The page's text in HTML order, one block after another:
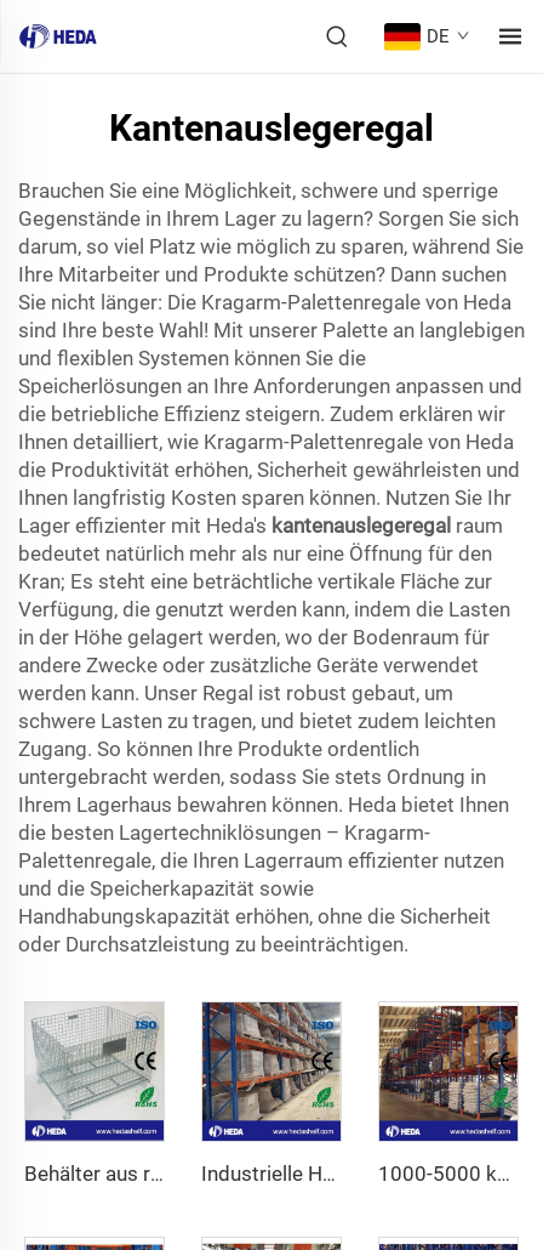
DE
Kantenauslegeregal
Brauchen Sie eine Möglichkeit, schwere und sperrige
Gegenstände in Ihrem Lager zu lagern? Sorgen Sie sich
darum, so viel Platz wie möglich zu sparen, während Sie
Ihre Mitarbeiter und Produkte schützen? Dann suchen
Sie nicht länger: Die Kragarm-Palettenregale von Heda
sind Ihre beste Wahl! Mit unserer Palette an langlebigen
und flexiblen Systemen können Sie die
Speicherlösungen an Ihre Anforderungen anpassen und
die betriebliche Effizienz steigern. Zudem erklären wir
Ihnen detailliert, wie Kragarm-Palettenregale von Heda
die Produktivität erhöhen, Sicherheit gewährleisten und
Ihnen langfristig Kosten sparen können. Nutzen Sie Ihr
Lager effizienter mit Heda's kantenauslegeregal raum
bedeutet natürlich mehr als nur eine Öffnung für den
Kran; Es steht eine beträchtliche vertikale Fläche zur
Verfügung, die genutzt werden kann, indem die Lasten
in der Höhe gelagert werden, wo der Bodenraum für
andere Zwecke oder zusätzliche Geräte verwendet
werden kann. Unser Regal ist robust gebaut, um
schwere Lasten zu tragen, und bietet zudem leichten
Zugang. So können Ihre Produkte ordentlich
untergebracht werden, sodass Sie stets Ordnung in
Ihrem Lagerhaus bewahren können. Heda bietet Ihnen
die besten Lagertechniklösungen – Kragarm-
Palettenregale, die Ihren Lagerraum effizienter nutzen
und die Speicherkapazität sowie
Handhabungskapazität erhöhen, ohne die Sicherheit
oder Durchsatzleistung zu beeinträchtigen.
Behälter aus rostfreiem Drahtgeflecht Industrielle Hochregale für den Großhandel 1000-5000 kg Hochkapazitäts-Regale mit verstellbaren Palettenstützen